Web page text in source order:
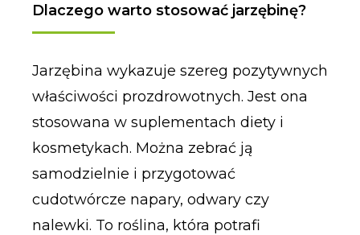
Dlaczego warto stosować jarzębinę?
Jarzębina wykazuje szereg pozytywnych
właściwości prozdrowotnych. Jest ona
stosowana w suplementach diety i
kosmetykach. Można zebrać ją
samodzielnie i przygotować
cudotwórcze napary, odwary czy
nalewki. To roślina, która potrafi